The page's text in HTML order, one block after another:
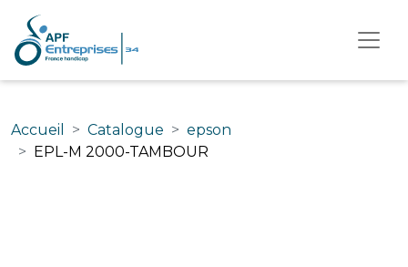
Accueil Catalogue
epson
EPL-M 2000-TAMBOUR